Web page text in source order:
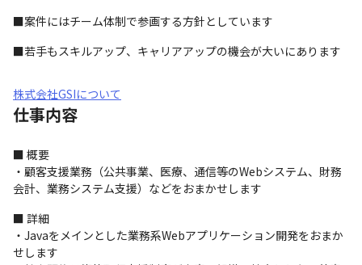
■案件にはチーム体制で参画する方針としています
■若手もスキルアップ、キャリアアップの機会が大いにあります
株式会社GSIについて
仕事内容
■ 概要
・顧客支援業務（公共事業、医療、通信等のWebシステム、財務
会計、業務システム支援）などをおまかせします
■ 詳細
・Javaをメインとした業務系Webアプリケーション開発をおまか
せします